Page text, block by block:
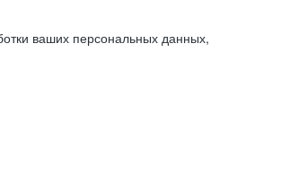
ваших персональных данных,